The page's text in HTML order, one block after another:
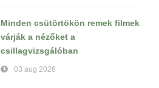
Minden csütörtökön remek filmek
várják a nézőket a
csillagvizsgálóban
03 aug 2026